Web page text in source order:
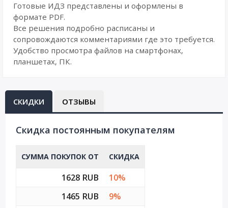
Готовые ИДЗ представлены и оформлены в
формате PDF.
Все решения подробно расписаны и
сопровождаются комментариями где это требуется.
Удобство просмотра файлов на смартфонах,
планшетах, ПК.
СКИДКИ ОТЗЫВЫ
Cкидка постоянным покупателям
СУММА ПОКУПОК ОТ СКИДКА
1628 RUB
10%
1465 RUB
9%